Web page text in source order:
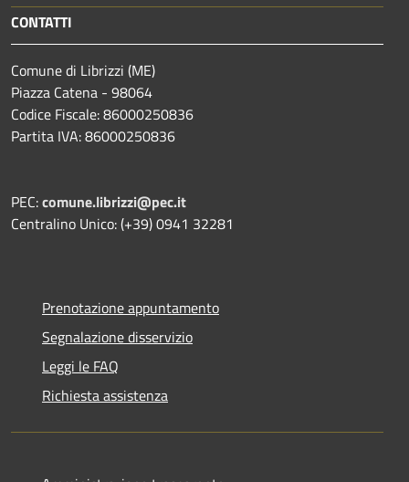
CONTATTI
Comune di Librizzi (ME)
Piazza Catena - 98064
Codice Fiscale: 86000250836
Partita IVA: 86000250836
PEC:comune.librizzi@pec.it
Centralino Unico: (+39) 0941 32281
Prenotazione appuntamento
Segnalazione disservizio
Leggi le FAQ
Richiesta assistenza